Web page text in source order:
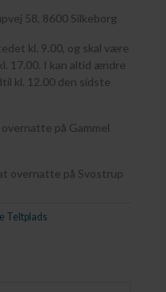
58, 8600 Silkeborg
kl. 9.00, og skal være
17.00. I kan altid ændre
kl. 12.00 den sidste
på Gammel
overnatte på Svostrup
Teltplads